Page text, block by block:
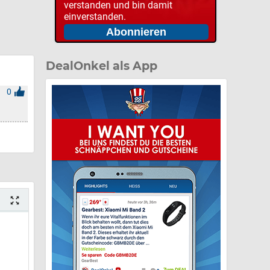
0
verstanden und bin damit
einverstanden.
DealOnkel als App